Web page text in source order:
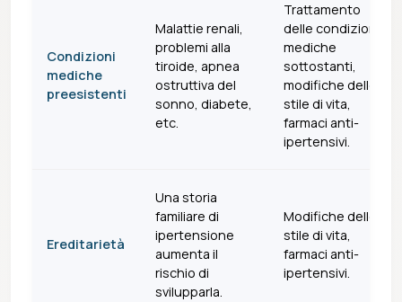
Condizioni
mediche
preesistenti
Malattie renali,
problemi alla
tiroide, apnea
ostruttiva del
sonno, diabete,
etc.
Trattamento
delle condizioni
mediche
sottostanti,
modifiche dello
stile di vita,
farmaci anti-
ipertensivi.
Ereditarietà
Una storia
familiare di
ipertensione
aumenta il
rischio di
svilupparla.
Modifiche dello
stile di vita,
farmaci anti-
ipertensivi.